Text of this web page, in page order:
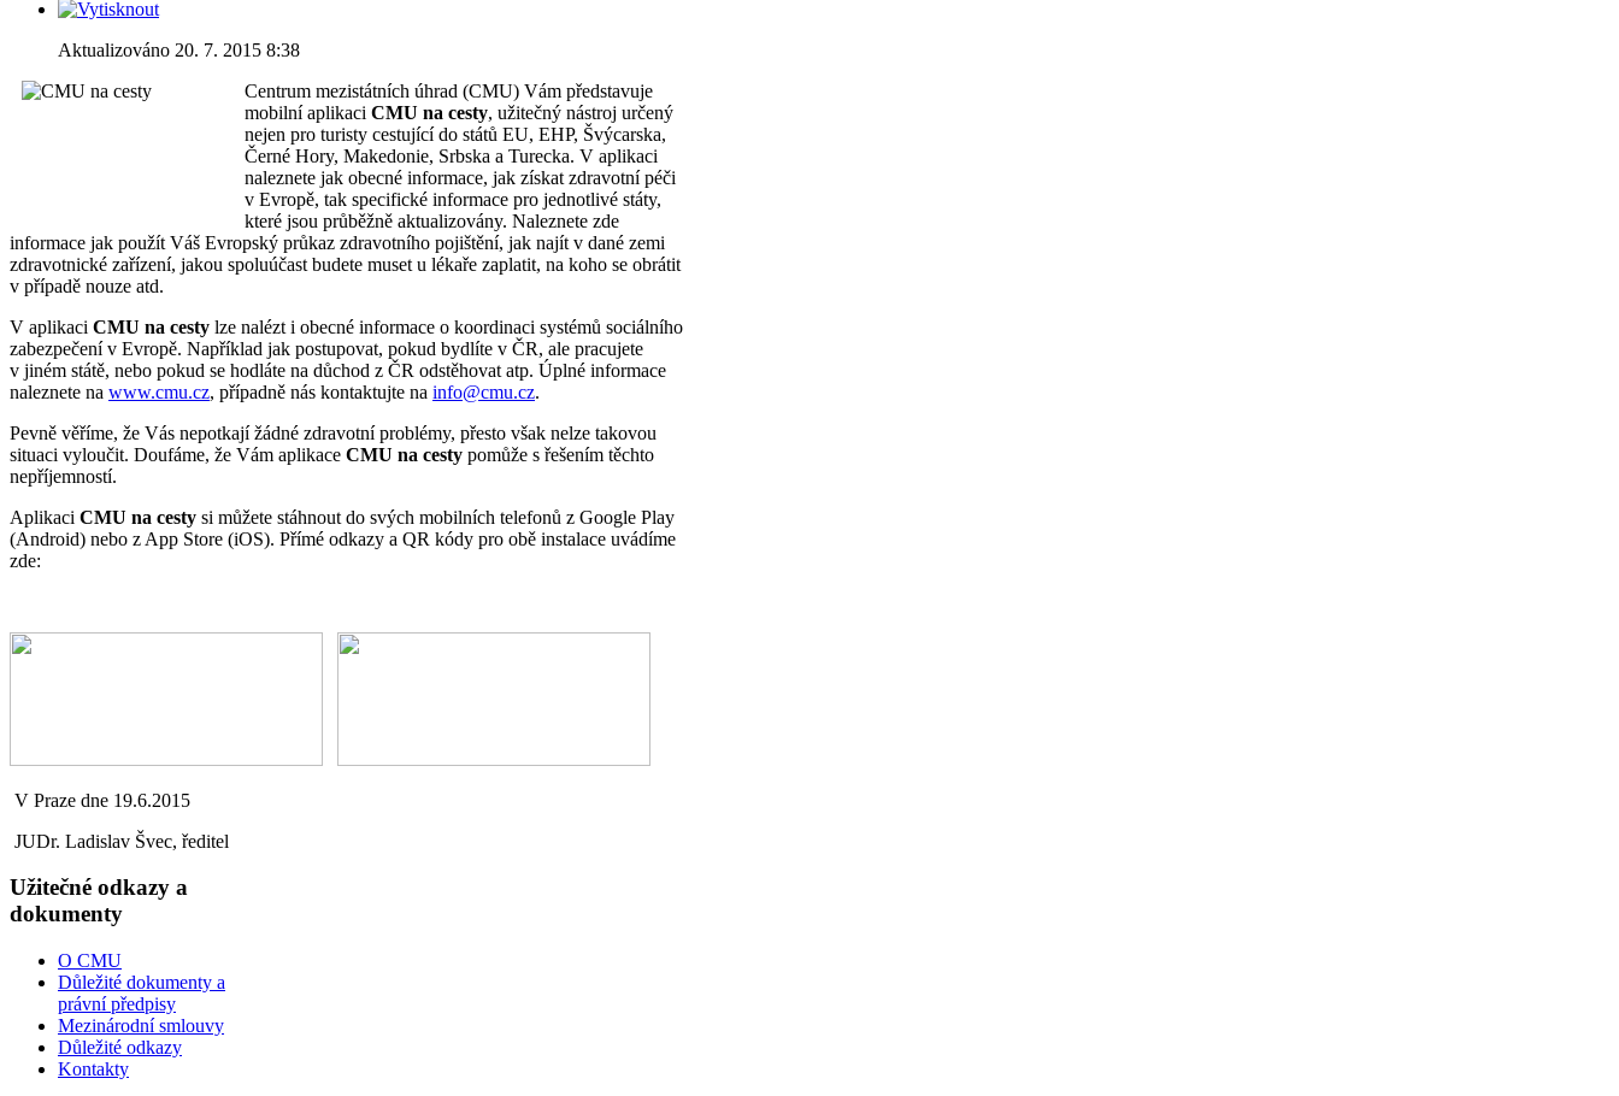
Aktualizováno 20. 7. 2015 8:38
Centrum mezistátních úhrad (CMU) Vám představuje
mobilní aplikaci CMU na cesty, užitečný nástroj určený
nejen pro turisty cestující do států EU, EHP, Švýcarska,
Černé Hory, Makedonie, Srbska a Turecka. V aplikaci
naleznete jak obecné informace, jak získat zdravotní péči
v Evropě, tak specifické informace pro jednotlivé státy,
které jsou průběžně aktualizovány. Naleznete zde
informace jak použít Váš Evropský průkaz zdravotního pojištění, jak najít v dané zemi
zdravotnické zařízení, jakou spoluúčast budete muset u lékaře zaplatit, na koho se obrátit
v případě nouze atd.
V aplikaci CMU na cesty lze nalézt i obecné informace o koordinaci systémů sociálního
zabezpečení v Evropě. Například jak postupovat, pokud bydlíte v ČR, ale pracujete
v jiném státě, nebo pokud se hodláte na důchod z ČR odstěhovat atp. Úplné informace
naleznete na www.cmu.cz, případně nás kontaktujte na info@cmu.cz.
Pevně věříme, že Vás nepotkají žádné zdravotní problémy, přesto však nelze takovou
situaci vyloučit. Doufáme, že Vám aplikace CMU na cesty pomůže s řešením těchto
nepříjemností.
Aplikaci CMU na cesty si můžete stáhnout do svých mobilních telefonů z Google Play
(Android) nebo z App Store (iOS). Přímé odkazy a QR kódy pro obě instalace uvádíme
zde:
V Praze dne 19.6.2015
JUDr. Ladislav Švec, ředitel
Užitečné odkazy a
dokumenty
O CMU
Důležité dokumenty a
právní předpisy
Mezinárodní smlouvy
Důležité odkazy
Kontakty